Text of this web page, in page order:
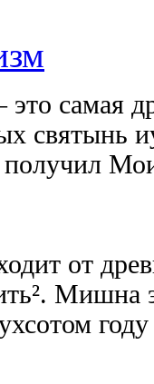
самая
святынь
от
². Мишна